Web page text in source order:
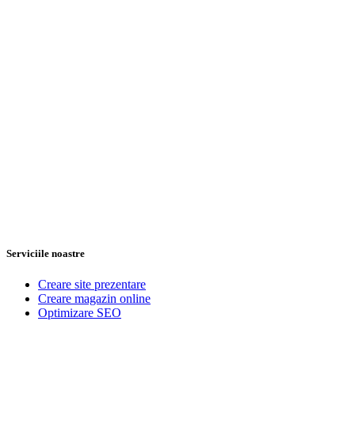
Serviciile noastre
Creare site prezentare
Creare magazin online
Optimizare SEO